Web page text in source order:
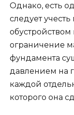
Однако, есть
следует
обустройством
ограничение
фундамента
давлением на
каждой
которого она